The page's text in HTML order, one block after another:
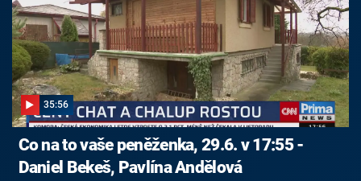
35:56
Co na to vaše peněženka, 29.6. v 17:55 -
Daniel Bekeš, Pavlína Andělová